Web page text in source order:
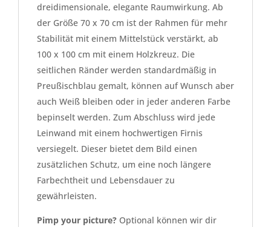
dreidimensionale, elegante Raumwirkung. Ab
der Größe 70 x 70 cm ist der Rahmen für mehr
Stabilität mit einem Mittelstück verstärkt, ab
100 x 100 cm mit einem Holzkreuz. Die
seitlichen Ränder werden standardmäßig in
Preußischblau gemalt, können auf Wunsch aber
auch Weiß bleiben oder in jeder anderen Farbe
bepinselt werden. Zum Abschluss wird jede
Leinwand mit einem hochwertigen Firnis
versiegelt. Dieser bietet dem Bild einen
zusätzlichen Schutz, um eine noch längere
Farbechtheit und Lebensdauer zu
gewährleisten.
Pimp your picture? Optional können wir dir